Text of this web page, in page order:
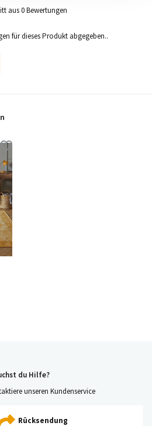
aus 0 Bewertungen
für dieses Produkt abgegeben..
du Hilfe?
unseren Kundenservice
Rücksendung